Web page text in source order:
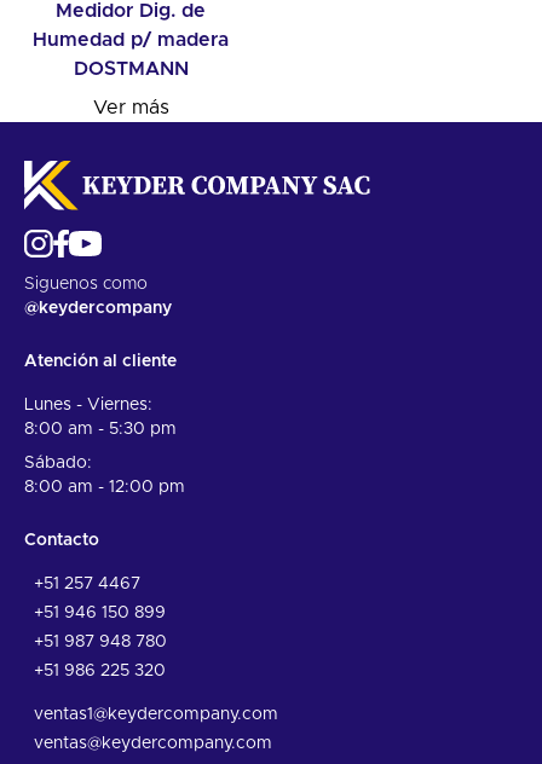
Medidor Dig. de
Humedad p/ madera
DOSTMANN
Ver más
Siguenos como
@keydercompany
Atención al cliente
Lunes - Viernes:
8:00 am - 5:30 pm
Sábado:
8:00 am - 12:00 pm
Contacto
+51 257 4467
+51 946 150 899
+51 987 948 780
+51 986 225 320
ventas1@keydercompany.com
ventas@keydercompany.com